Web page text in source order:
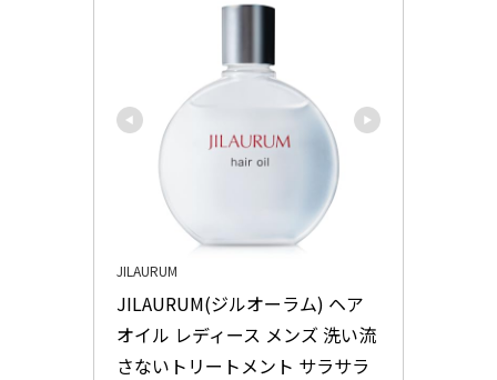
JILAURUM
JILAURUM(ジルオーラム) ヘア
オイル レディース メンズ 洗い流
さないトリートメント サラサラ